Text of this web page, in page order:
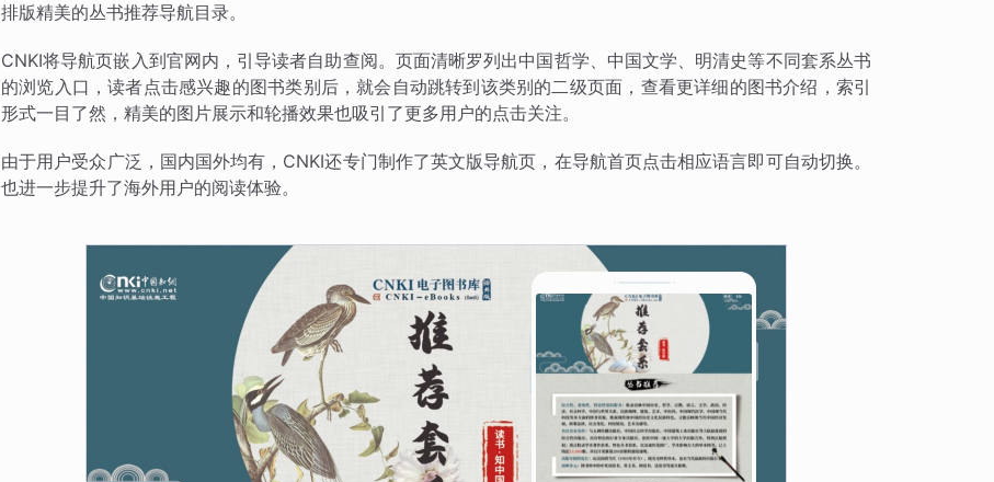
排版精美的丛书推荐导航目录。
CNKI将导航页嵌入到官网内，引导读者自助查阅。页面清晰罗列出中国哲学、中国文学、明清史等不同套系丛书
的浏览入口，读者点击感兴趣的图书类别后，就会自动跳转到该类别的二级页面，查看更详细的图书介绍，索引
形式一目了然，精美的图片展示和轮播效果也吸引了更多用户的点击关注。
由于用户受众广泛，国内国外均有，CNKI还专门制作了英文版导航页，在导航首页点击相应语言即可自动切换。
也进一步提升了海外用户的阅读体验。